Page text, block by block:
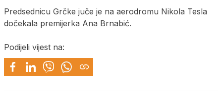
Predsednicu Grčke juče je na aerodromu Nikola Tesla
dočekala premijerka Ana Brnabić.
Podijeli vijest na: